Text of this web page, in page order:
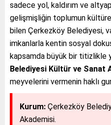
sadece yol, kaldırım ve
gelişmişliğin toplumun
bilen Çerkezköy Belediyesi,
imkanlarla kentin sosyal
kapsamda büyük bir titizlikle
Belediyesi Kültür ve Sanat
meyvelerini vermenin haklı
Kurum: Çerkezköy
Akademisi.